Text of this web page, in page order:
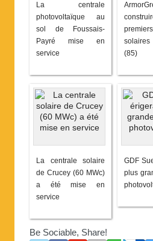
La centrale
photovoltaïque au
sol de Foussais-
Payré mise en
service
(85)
La centrale solaire
de Crucey (60 MWc)
a été mise en
service
GDF
plus
Be Sociable, Share!